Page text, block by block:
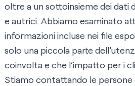
oltre a un sottoinsieme dei dati
e autrici. Abbiamo esaminato
informazioni incluse nei file
solo una piccola parte
coinvolta e che l’impatto per i
Stiamo contattando le